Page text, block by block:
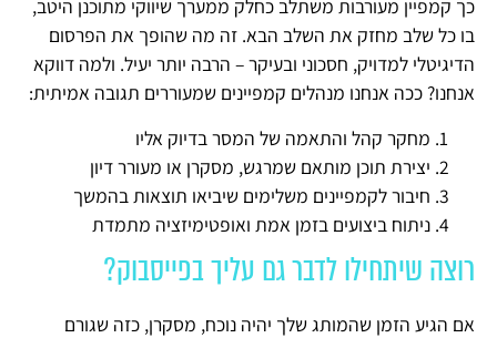
כך קמפיין מעורבות משתלב כחלק ממערך שיווקי מתוכנן היטב,
בו כל שלב מחזק את השלב הבא. זה מה שהופך את הפרסום
הדיגיטלי למדויק, חסכוני ובעיקר – הרבה יותר יעיל. ולמה דווקא
אנחנו? ככה אנחנו מנהלים קמפיינים שמעוררים תגובה אמיתית:
מחקר קהל והתאמה של המסר בדיוק אליו
יצירת תוכן מותאם שמרגש, מסקרן או מעורר דיון
חיבור לקמפיינים משלימים שיביאו תוצאות בהמשך
ניתוח ביצועים בזמן אמת ואופטימיזציה מתמדת
רוצה שיתחילו לדבר גם עליך בפייסבוק?
אם הגיע הזמן שהמותג שלך יהיה נוכח, מסקרן, כזה שגורם